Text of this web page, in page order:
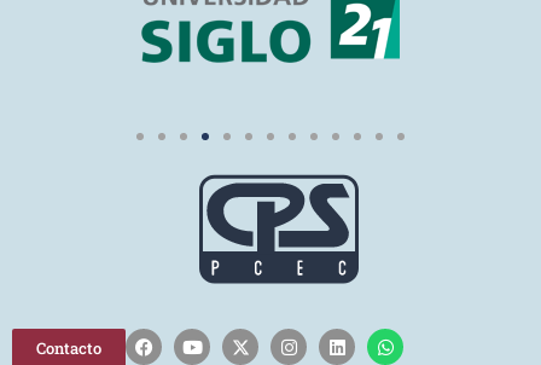
Contacto